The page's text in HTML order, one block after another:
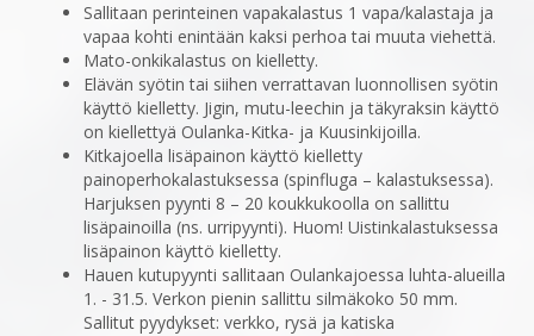
Sallitaan perinteinen vapakalastus 1 vapa/kalastaja ja
vapaa kohti enintään kaksi perhoa tai muuta viehettä.
Mato-onkikalastus on kielletty.
Elävän syötin tai siihen verrattavan luonnollisen syötin
käyttö kielletty. Jigin, mutu-leechin ja täkyraksin käyttö
on kiellettyä Oulanka-Kitka- ja Kuusinkijoilla.
Kitkajoella lisäpainon käyttö kielletty
painoperhokalastuksessa (spinfluga – kalastuksessa).
Harjuksen pyynti 8 – 20 koukkukoolla on sallittu
lisäpainoilla (ns. urripyynti). Huom! Uistinkalastuksessa
lisäpainon käyttö kielletty.
Hauen kutupyynti sallitaan Oulankajoessa luhta-alueilla
1. - 31.5. Verkon pienin sallittu silmäkoko 50 mm.
Sallitut pyydykset: verkko, rysä ja katiska